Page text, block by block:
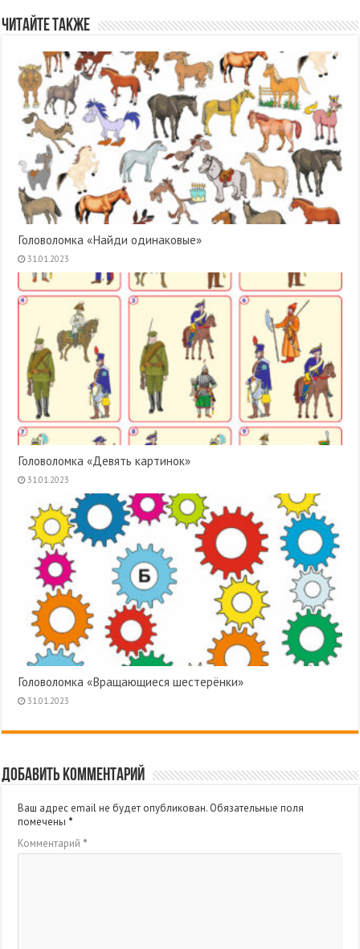
Читайте также
Головоломка «Найди одинаковые»
31.01.2023
Головоломка «Девять картинок»
31.01.2023
Головоломка «Вращающиеся шестерёнки»
31.01.2023
Добавить комментарий
Ваш адрес email не будет опубликован. Обязательные поля
помечены *
Комментарий *